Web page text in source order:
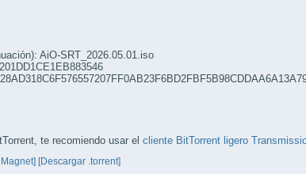
AiO-SRT_2026.05.01.iso
te recomiendo usar el cliente BitTorrent ligero
[Descargar .torrent]